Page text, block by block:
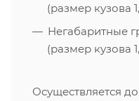
(размер кузова
Негабаритные
(размер кузова
Осуществляется